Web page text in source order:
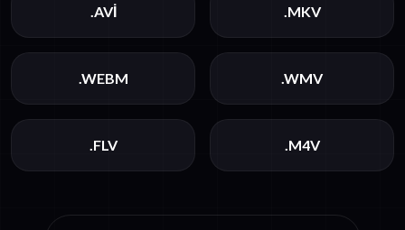
.AVI .MKV
.WEBM .WMV
.FLV .M4V